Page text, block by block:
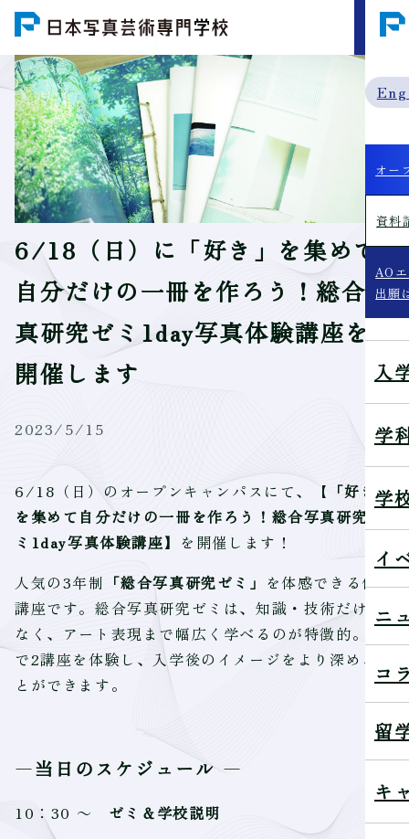
MENU
オー
資料
AO
出願
入
学
学
イ
ニ
コ
留
キ
6/18（日）に「好き」を集めて
自分だけの一冊を作ろう！総合写
真研究ゼミ1day写真体験講座を
開催します
2023/5/15
6/18（日）のオープンキャンパスにて、【 「好き」
を集めて自分だけの一冊を作ろう！総合写真研究ゼ
ミ1day写真体験講座】 を開催します！
人気の3年制 「総合写真研究ゼミ」 を体感できる体験
講座です。総合写真研究ゼミは、知識・技術だけで
なく、アート表現まで幅広く学べるのが特徴的。1日
で2講座を体験し、入学後のイメージをより深めるこ
とができます。
―当日のスケジュール―――――――――――――
10：30 ～ ゼミ＆学校説明